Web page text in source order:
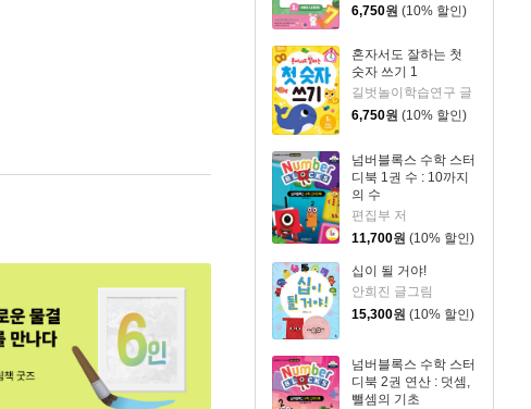
6,750원 (10% 할인)
혼자서도 잘하는 첫
숫자 쓰기 1
길벗놀이학습연구 글
6,750원 (10% 할인)
넘버블록스 수학 스터
디북 1권 수 : 10까지
의 수
편집부 저
11,700원 (10% 할인)
십이 될 거야!
안희진 글그림
15,300원 (10% 할인)
넘버블록스 수학 스터
디북 2권 연산 : 덧셈,
뺄셈의 기초